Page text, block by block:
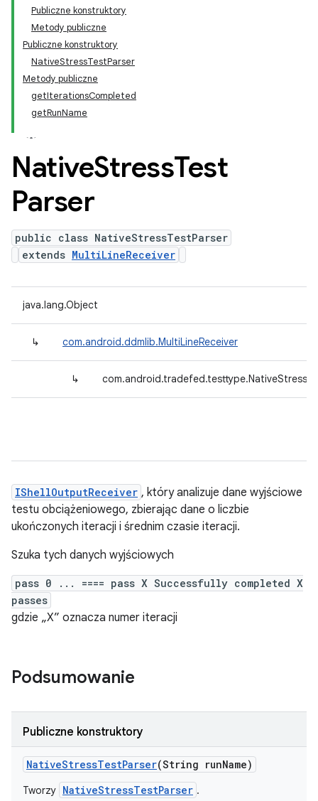
Publiczne konstruktory
Metody publiczne
Publiczne konstruktory
NativeStressTestParser
Metody publiczne
getIterationsCompleted
getRunName
NativeStressTest
Parser
public class NativeStressTestParser
extends MultiLineReceiver
java.lang.Object
↳ com.android.ddmlib.MultiLineReceiver
↳
IShellOutputReceiver , który analizuje dane wyjściowe
testu obciążeniowego, zbierając dane o liczbie
ukończonych iteracji i średnim czasie iteracji.
Szuka tych danych wyjściowych
pass 0 ... ==== pass X Successfully completed X
passes
gdzie „X” oznacza numer iteracji
Podsumowanie
Publiczne konstruktory
NativeStressTestParser(String runName)
Tworzy NativeStressTestParser .